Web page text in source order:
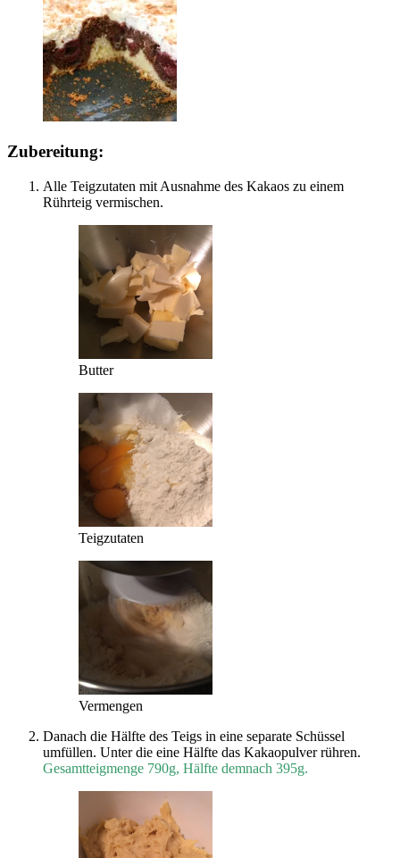
Zubereitung:
Alle Teigzutaten mit Ausnahme des Kakaos zu einem
Rührteig vermischen.
Butter
Teigzutaten
Vermengen
Danach die Hälfte des Teigs in eine separate Schüssel
umfüllen. Unter die eine Hälfte das Kakaopulver rühren.
Gesamtteigmenge 790g, Hälfte demnach 395g.